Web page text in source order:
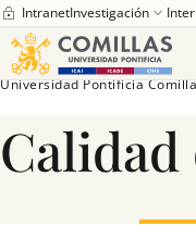
IntranetInvestigación
Universidad Pontificia
Calidad